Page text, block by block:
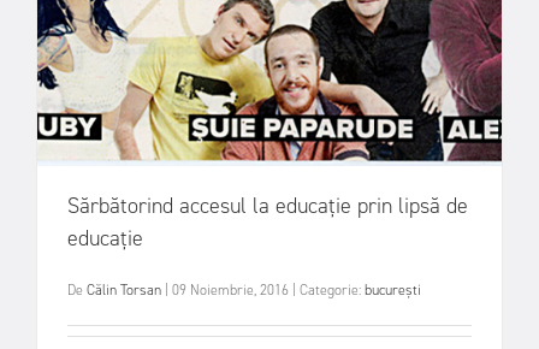
Sărbătorind accesul la educație prin lipsă de
educație
De Călin Torsan 09 Noiembrie, 2016 Categorie:bucurești